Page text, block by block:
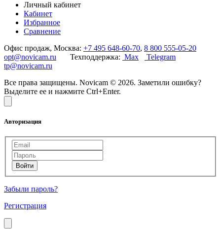
Личный кабинет
Кабинет
Избранное
Сравнение
Офис продаж, Москва: +7 495 648-60-70, 8 800 555-05-20
opt@novicam.ru Техподдержка: Max
Telegram
tp@novicam.ru
Все права защищены. Novicam © 2026. Заметили ошибку?
Выделите ее и нажмите Ctrl+Enter.
Авторизация
Забыли пароль?
Регистрация